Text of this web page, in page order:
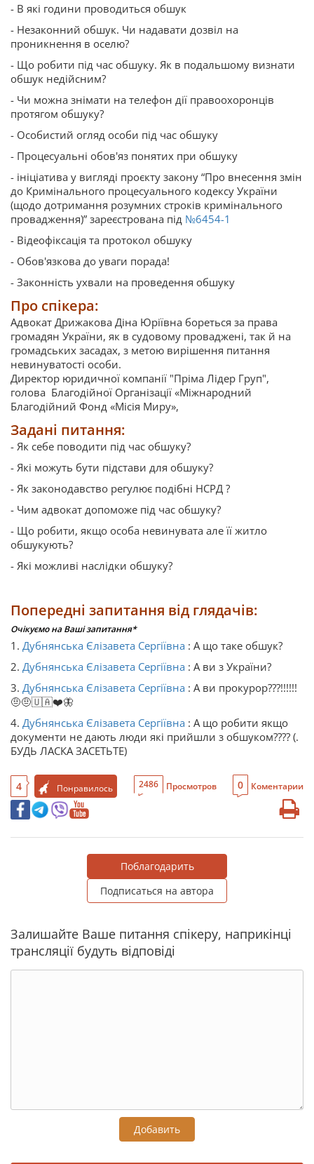
- В які години проводиться обшук
- Незаконний обшук. Чи надавати дозвіл на
проникнення в оселю?
- Що робити під час обшуку. Як в подальшому визнати
обшук недійсним?
- Чи можна знімати на телефон дії правоохоронців
протягом обшуку?
- Особистий огляд особи під час обшуку
- Процесуальні обов'яз понятих при обшуку
- ініціатива у вигляді проєкту закону “Про внесення змін
до Кримінального процесуального кодексу України
(щодо дотримання розумних строків кримінального
провадження)” зареєстрована під №6454-1
- Відеофіксація та протокол обшуку
- Обов'язкова до уваги порада!
- Законність ухвали на проведення обшуку
Про спікера:
Адвокат Дрижакова Діна Юріївна бореться за права
громадян України, як в судовому проваджені, так й на
громадських засадах, з метою вирішення питання
невинуватості особи.
Директор юридичної компанії "Пріма Лідер Груп",
голова Благодійної Організації «Міжнародний
Благодійний Фонд «Місія Миру»,
Задані питання:
- Як себе поводити під час обшуку?
- Які можуть бути підстави для обшуку?
- Як законодавство регулює подібні НСРД ?
- Чим адвокат допоможе під час обшуку?
- Що робити, якщо особа невинувата але її житло
обшукують?
- Які можливі наслідки обшуку?
Попередні запитання від глядачів:
Очікуємо на Ваші запитання*
1. Дубнянська Єлізавета Сергіївна : А що таке обшук?
2. Дубнянська Єлізавета Сергіївна : А ви з України?
3. Дубнянська Єлізавета Сергіївна : А ви прокурор???!!!!!!
🤨🤨🇺🇦❤️🦋
4. Дубнянська Єлізавета Сергіївна : А що робити якщо
документи не дають люди які прийшли з обшуком???? (.
БУДЬ ЛАСКА ЗАСЕТЬТЕ)
4 Понравилось 2486 Просмотров 0 Коментарии
Поблагодарить
Подписаться на автора
Залишайте Ваше питання спікеру, наприкінці
трансляції будуть відповіді
Добавить